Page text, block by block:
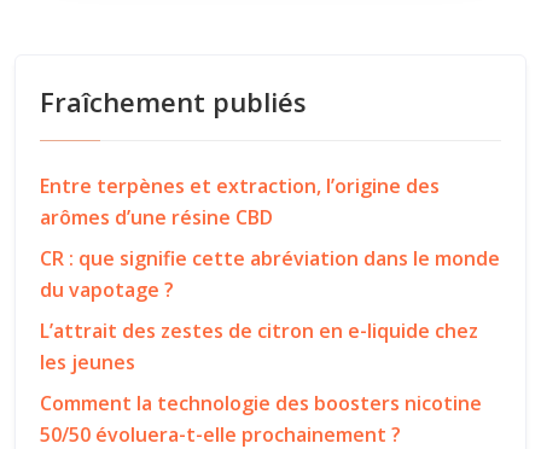
Fraîchement publiés
Entre terpènes et extraction, l’origine des
arômes d’une résine CBD
CR : que signifie cette abréviation dans le monde
du vapotage ?
L’attrait des zestes de citron en e-liquide chez
les jeunes
Comment la technologie des boosters nicotine
50/50 évoluera-t-elle prochainement ?